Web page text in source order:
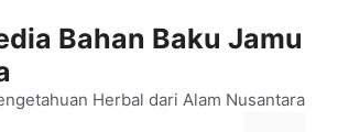
Bahan Baku Jamu
Herbal dari Alam Nusantara